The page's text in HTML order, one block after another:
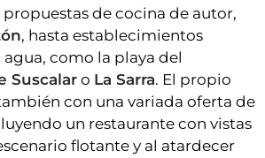
de cocina de autor,
, hasta establecimientos
como la playa del
Suscalar o La Sarra. El propio
con una variada oferta de
un restaurante con vistas
flotante y al atardecer